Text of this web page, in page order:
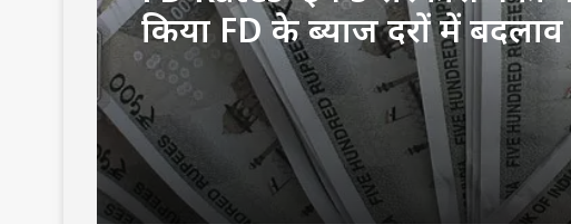
में मेघगर्जन-बिजली और बारिश
अलर्ट, चलेगी तेज हवा, पूरे हफ्ते
जारी रहेगा वर्षा का दौर